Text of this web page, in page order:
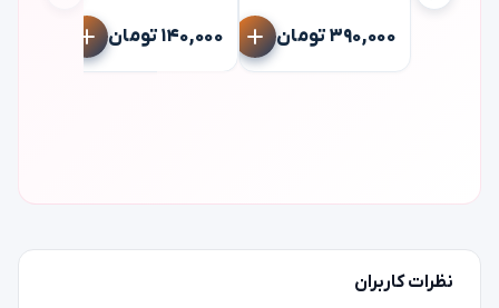
۳۹۰,۰۰۰ تومان ۱۴۰,۰۰۰ تومان
نظرات کاربران